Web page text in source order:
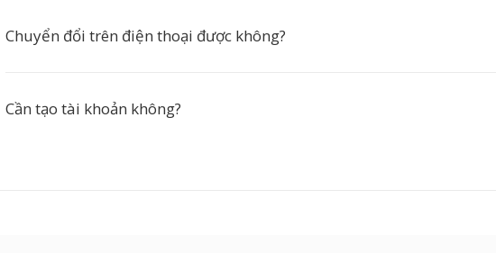
Chuyển đổi trên điện thoại được không?
Cần tạo tài khoản không?